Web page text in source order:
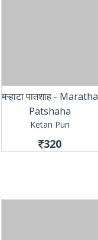
मऱ्हाटा पातशाह - Maratha
Patshaha
Ketan Puri
320